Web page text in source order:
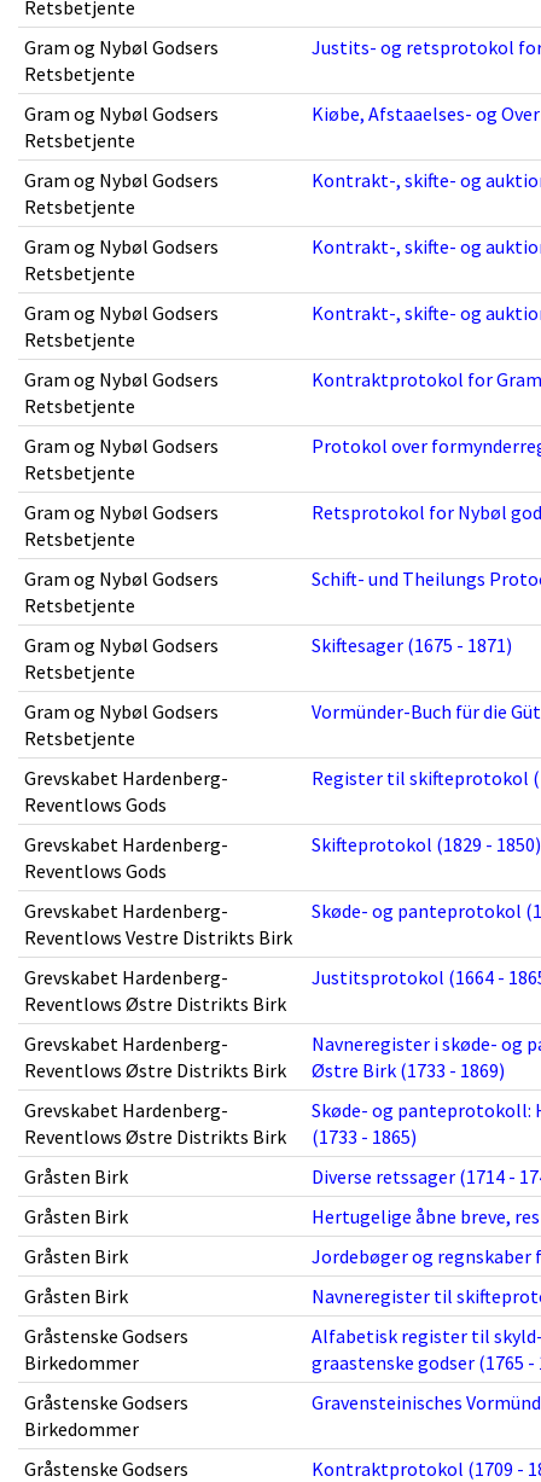
Retsbetjente
Gram og Nybøl Godsers
Retsbetjente
Justits- og retsprotokol for
Gram og Nybøl Godsers
Retsbetjente
Kiøbe, Afstaaelses- og
Gram og Nybøl Godsers
Retsbetjente
Kontrakt-, skifte- og
Gram og Nybøl Godsers
Retsbetjente
Kontrakt-, skifte- og
Gram og Nybøl Godsers
Retsbetjente
Kontrakt-, skifte- og
Gram og Nybøl Godsers
Retsbetjente
Kontraktprotokol for Gram
Gram og Nybøl Godsers
Retsbetjente
Protokol over
Gram og Nybøl Godsers
Retsbetjente
Retsprotokol for Nybøl
Gram og Nybøl Godsers
Retsbetjente
Schift- und Theilungs
Gram og Nybøl Godsers
Retsbetjente
Skiftesager (1675 - 1871)
Gram og Nybøl Godsers
Retsbetjente
Vormünder-Buch für die
Grevskabet Hardenberg-
Reventlows Gods
Register til skifteprotokol
Grevskabet Hardenberg-
Reventlows Gods
Skifteprotokol (1829 - 1850)
Grevskabet Hardenberg-
Reventlows Vestre Distrikts Birk
Skøde- og panteprotokol
Grevskabet Hardenberg-
Reventlows Østre Distrikts Birk
Justitsprotokol (1664 -
Grevskabet Hardenberg-
Reventlows Østre Distrikts Birk
Navneregister i skøde- og
Østre Birk (1733 - 1869)
Grevskabet Hardenberg-
Reventlows Østre Distrikts Birk
Skøde- og panteprotokoll:
(1733 - 1865)
Gråsten Birk
Diverse retssager (1714 -
Gråsten Birk
Hertugelige åbne breve,
Gråsten Birk
Jordebøger og regnskaber
Gråsten Birk
Navneregister til
Gråstenske Godsers
Birkedommer
Alfabetisk register til
graastenske godser (1765 -
Gråstenske Godsers
Birkedommer
Gravensteinisches
Gråstenske Godsers
Kontraktprotokol (1709 -